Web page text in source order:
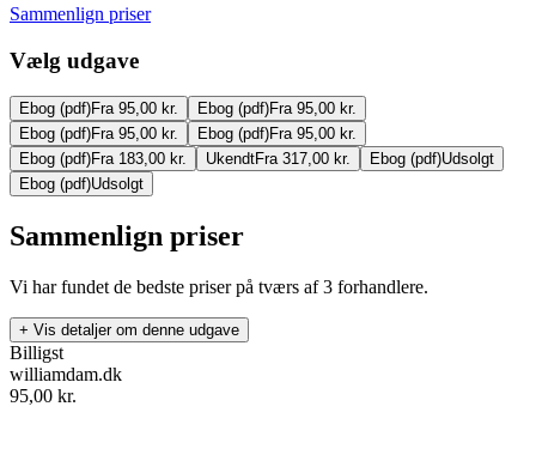
Sammenlign priser
Vælg udgave
Ebog (pdf)Fra 95,00 kr. Ebog (pdf)Fra 95,00 kr.
Ebog (pdf)Fra 95,00 kr. Ebog (pdf)Fra 95,00 kr.
Ebog (pdf)Fra 183,00 kr. UkendtFra 317,00 kr. Ebog (pdf)Udsolgt
Ebog (pdf)Udsolgt
Sammenlign priser
Vi har fundet de bedste priser på tværs af 3 forhandlere.
+ Vis detaljer om denne udgave
Billigst
williamdam.dk
95,00 kr.